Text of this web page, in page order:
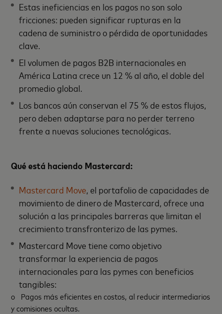
Estas ineficiencias en los pagos no son solo
fricciones: pueden significar rupturas en la
cadena de suministro o pérdida de oportunidades
clave.
El volumen de pagos B2B internacionales en
América Latina crece un 12 % al año, el doble del
promedio global.
Los bancos aún conservan el 75 % de estos flujos,
pero deben adaptarse para no perder terreno
frente a nuevas soluciones tecnológicas.
Qué está haciendo Mastercard:
Mastercard Move , el portafolio de capacidades de
movimiento de dinero de Mastercard, ofrece una
solución a las principales barreras que limitan el
crecimiento transfronterizo de las pymes.
Mastercard Move tiene como objetivo
transformar la experiencia de pagos
internacionales para las pymes con beneficios
tangibles:
o Pagos más eficientes en costos, al reducir intermediarios
y comisiones ocultas.